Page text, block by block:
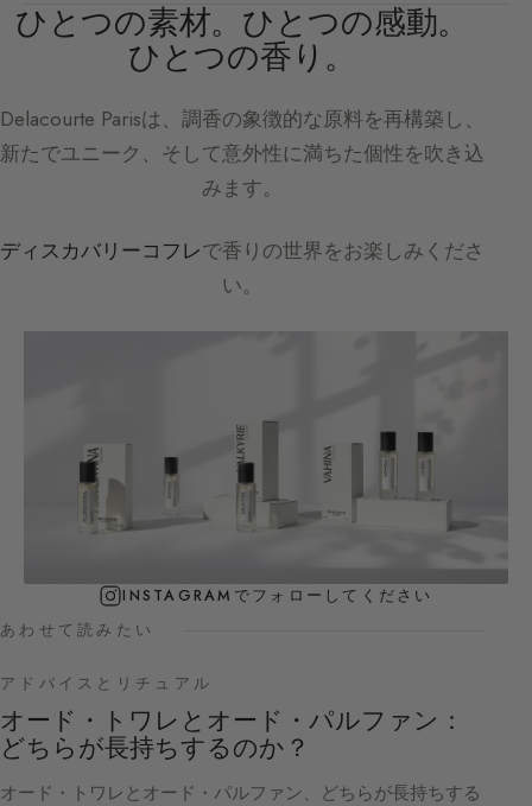
ひとつの素材。ひとつの感動。
ひとつの香り。
Delacourte Parisは、調香の象徴的な原料を再構築し、
新たでユニーク、そして意外性に満ちた個性を吹き込
みます。
ディスカバリーコフレで香りの世界をお楽しみくださ
い。
INSTAGRAMでフォローしてください
あわせて読みたい
アドバイスとリチュアル
オード・トワレとオード・パルファン：
どちらが長持ちするのか？
オード・トワレとオード・パルファン、どちらが長持ちする